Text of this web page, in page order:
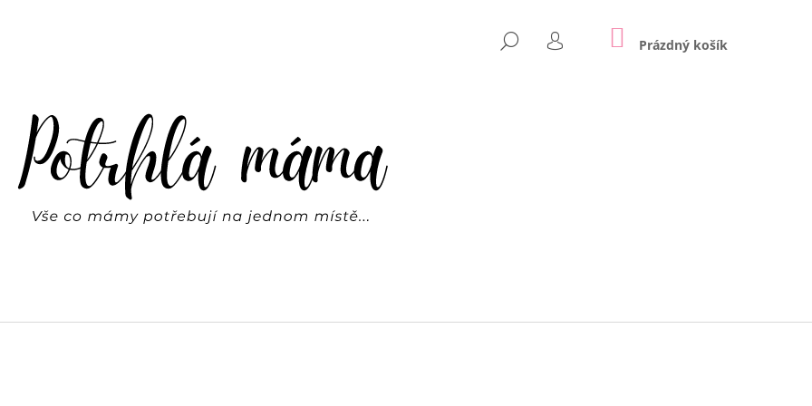
HLEDAT
PŘIHLÁŠENÍ
NÁKUPNÍ
KOŠÍK
Prázdný košík
HLEDAT